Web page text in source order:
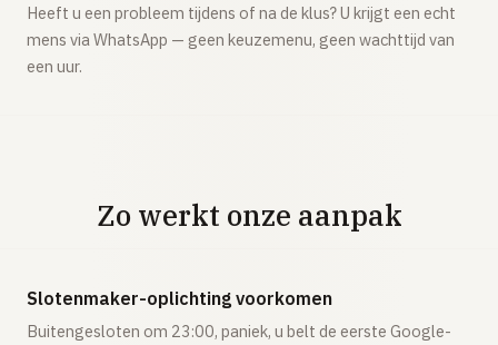
Heeft u een probleem tijdens of na de klus? U krijgt een echt
mens via WhatsApp — geen keuzemenu, geen wachttijd van
een uur.
Zo werkt onze aanpak
Slotenmaker-oplichting voorkomen
Buitengesloten om 23:00, paniek, u belt de eerste Google-